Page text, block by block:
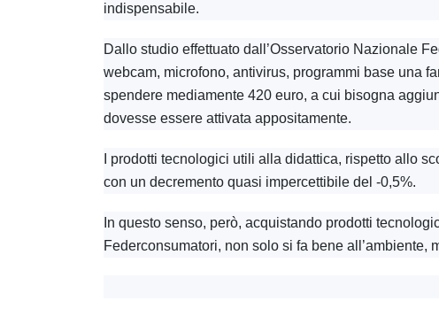
indispensabile.
Dallo studio effettuato dall’Osservatorio Nazionale
webcam, microfono, antivirus, programmi base una
spendere mediamente 420 euro, a cui bisogna
dovesse essere attivata appositamente.
I prodotti tecnologici utili alla didattica, rispetto allo
con un decremento quasi impercettibile del -0,5%.
In questo senso, però, acquistando prodotti
Federconsumatori, non solo si fa bene all’ambiente,